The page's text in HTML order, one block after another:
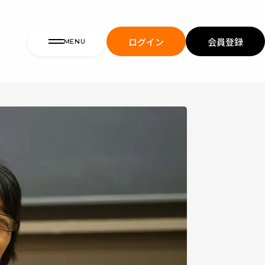
MENU ログイン 会員登録